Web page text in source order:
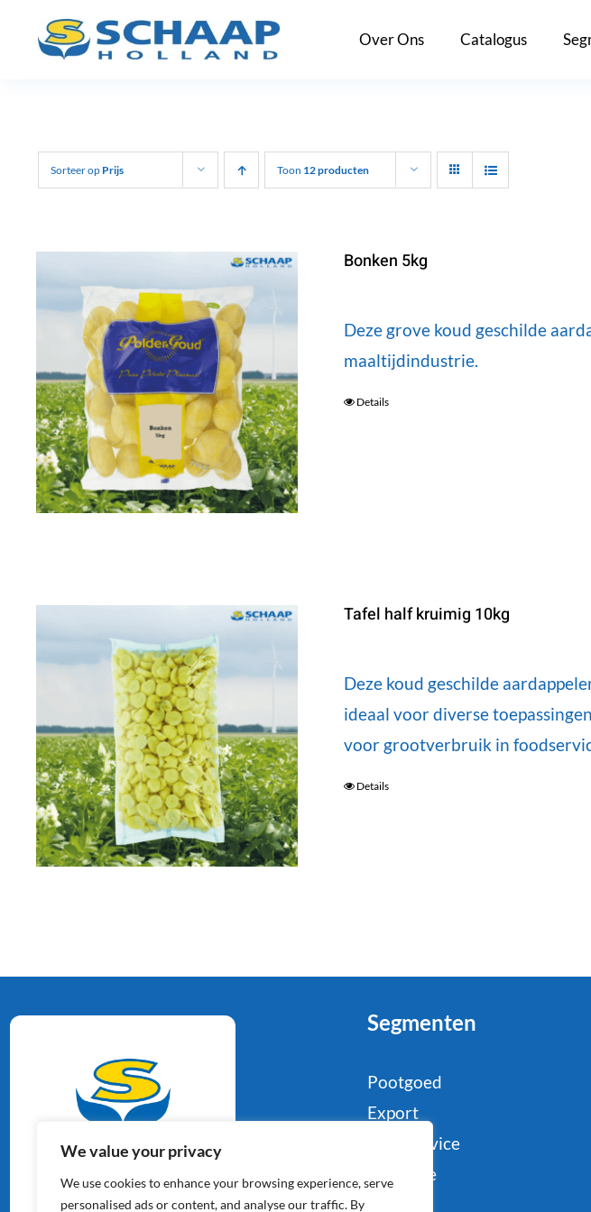
We value your privacy
We use cookies to enhance your browsing experience, serve
personalised ads or content, and analyse our traffic. By
Over Ons Catalogus
Sorteer op Prijs Toon 12 producten
Bonken 5kg
Deze grove koud geschilde
maaltijdindustrie.
Details
Tafel half kruimig 10kg
Deze koud geschilde
ideaal voor diverse
voor grootverbruik in
Details
Aardappelspecialisten
Sinds 1964
Segmenten
Pootgoed
Export
Foodservice
Industrie